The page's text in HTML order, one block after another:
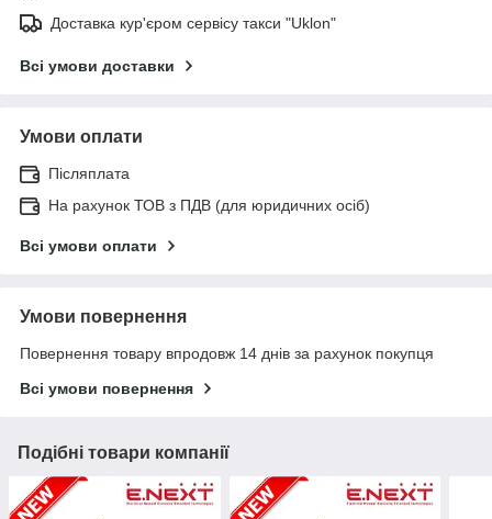
Доставка кур'єром сервісу такси "Uklon"
Всі умови доставки
Умови оплати
Післяплата
На рахунок ТОВ з ПДВ (для юридичних осіб)
Всі умови оплати
Умови повернення
Повернення товару впродовж 14 днів за рахунок покупця
Всі умови повернення
Подібні товари компанії